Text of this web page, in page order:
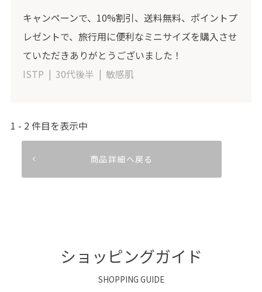
キャンペーンで、10%割引、送料無料、ポイントプ
レゼントで、旅行用に便利なミニサイズを購入させ
ていただきありがとうございました！
ISTP
30代後半 敏感肌
1 2
商品詳細へ戻る
ショッピングガイド
SHOPPING GUIDE